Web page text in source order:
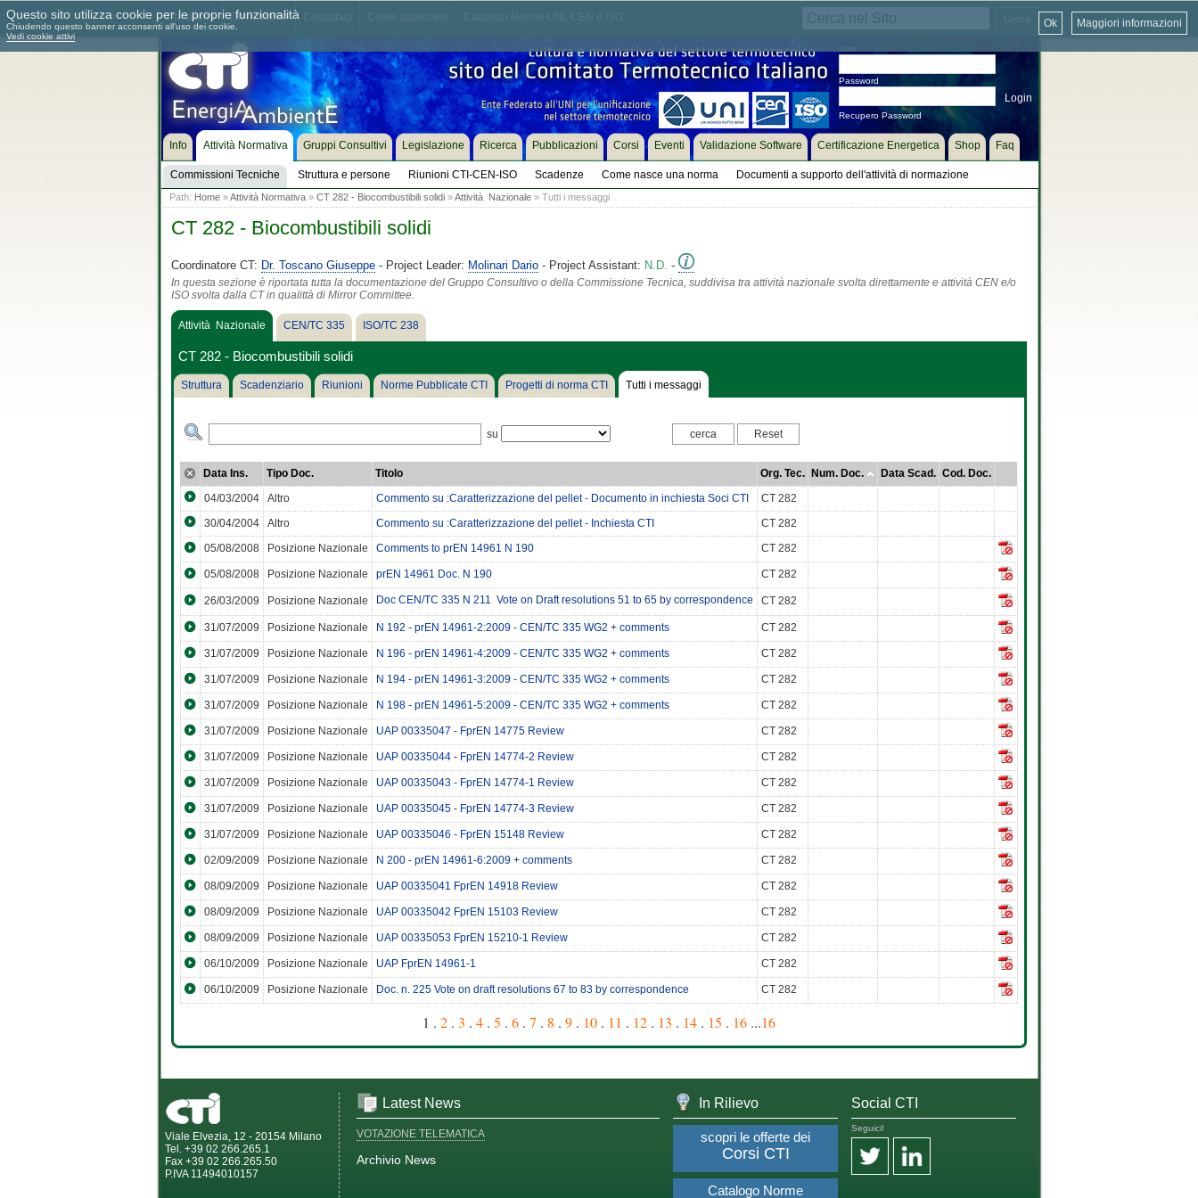
Chi siamo Dove siamo
Password
Recupero Password
Info Attività Normativa
Commissioni Tecniche Struttura e persone Riunioni CTI-CEN-ISO Scadenze Come nasce una norma Documenti a supporto dell'attività di normazione
Gruppi Consultivi Legislazione Ricerca Pubblicazioni Corsi Eventi Validazione Software Certificazione Energetica Shop Faq
Path: Home»Attività Normativa» CT 282 - Biocombustibili solidi»Attività Nazionale» Tutti i messaggi
CT 282 - Biocombustibili solidi
Coordinatore CT: Dr. Toscano Giuseppe- Project Leader: Molinari Dario- Project Assistant: N.D. -
In questa sezione è riportata tutta la documentazione del Gruppo Consultivo o della Commissione Tecnica, suddivisa tra attività nazionale svolta direttamente e attività CEN e/o
ISO svolta dalla CT in qualittà di Mirror Committee.
Attività Nazionale CEN/TC 335 ISO/TC 238
CT 282 - Biocombustibili solidi
Struttura Scadenziario Riunioni Norme Pubblicate CTI Progetti di norma CTI Tutti i messaggi
su
Data Ins. Tipo Doc. Titolo Org. Tec. Num. Doc. Data Scad. Cod. Doc.
04/03/2004
Altro Commento su :Caratterizzazione del pellet - Documento in inchiesta Soci CTI
CT 282
30/04/2004
Altro Commento su :Caratterizzazione del pellet - Inchiesta CTI
CT 282
05/08/2008
Posizione Nazionale Comments to prEN 14961 N 190 CT 282
05/08/2008 Posizione Nazionale prEN 14961 Doc. N 190 CT 282
26/03/2009 Posizione Nazionale Doc CEN/TC 335 N 211  Vote on Draft resolutions 51 to 65 by correspondence CT 282
31/07/2009 Posizione Nazionale N 192 - prEN 14961-2:2009 - CEN/TC 335 WG2 + comments CT 282
31/07/2009 Posizione Nazionale N 196 - prEN 14961-4:2009 - CEN/TC 335 WG2 + comments CT 282
31/07/2009 Posizione Nazionale N 194 - prEN 14961-3:2009 - CEN/TC 335 WG2 + comments CT 282
31/07/2009 Posizione Nazionale N 198 - prEN 14961-5:2009 - CEN/TC 335 WG2 + comments CT 282
31/07/2009 Posizione Nazionale UAP 00335047 - FprEN 14775 Review CT 282
31/07/2009 Posizione Nazionale UAP 00335044 - FprEN 14774-2 Review CT 282
31/07/2009 Posizione Nazionale UAP 00335043 - FprEN 14774-1 Review CT 282
31/07/2009 Posizione Nazionale UAP 00335045 - FprEN 14774-3 Review CT 282
31/07/2009 Posizione Nazionale UAP 00335046 - FprEN 15148 Review CT 282
02/09/2009 Posizione Nazionale N 200 - prEN 14961-6:2009 + comments CT 282
08/09/2009 Posizione Nazionale UAP 00335041 FprEN 14918 Review CT 282
08/09/2009 Posizione Nazionale UAP 00335042 FprEN 15103 Review CT 282
08/09/2009 Posizione Nazionale UAP 00335053 FprEN 15210-1 Review CT 282
06/10/2009 Posizione Nazionale UAP FprEN 14961-1 CT 282
06/10/2009 Posizione Nazionale Doc. n. 225 Vote on draft resolutions 67 to 83 by correspondence CT 282
1 . 2. 3 . 4. 5 . 6. 7 . 8 . 9. 10. 11 . 12. 13 . 14. 15 . 16...16
Viale Elvezia, 12 - 20154 Milano
Tel. +39 02 266.265.1
Fax +39 02 266.265.50
P.IVA 11494010157
Latest News
VOTAZIONE TELEMATICA
Archivio News
In Rilievo
scopri le offerte dei
Corsi CTI
Catalogo Norme
Social CTI
Seguici!
Questo sito utilizza cookie per le proprie funzionalità
Chiudendo questo banner acconsenti all'uso dei cookie.
Vedi cookie attivi
Maggiori informazioni
Ok